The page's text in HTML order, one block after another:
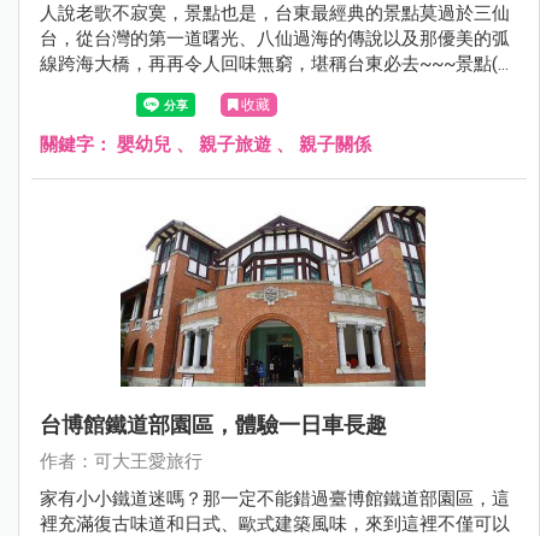
人說老歌不寂寞，景點也是，台東最經典的景點莫過於三仙
台，從台灣的第一道曙光、八仙過海的傳說以及那優美的弧
線跨海大橋，再再令人回味無窮，堪稱台東必去~~~景點(斷
點斷得很尷尬)。三仙台也是台灣少有的跨海景點，拾階踏上
拱橋遠眺愛心海灣。一旁是礫石沙灘，小孩玩石頭，爸媽吹
著海風讓人忘憂解愁。出發吧，一起越過跨海拱橋，尋找傳
收藏
關鍵字： 嬰幼兒 、 親子旅遊 、 親子關係
台博館鐵道部園區，體驗一日車長趣
作者：可大王愛旅行
家有小小鐵道迷嗎？那一定不能錯過臺博館鐵道部園區，這
裡充滿復古味道和日式、歐式建築風味，來到這裡不僅可以